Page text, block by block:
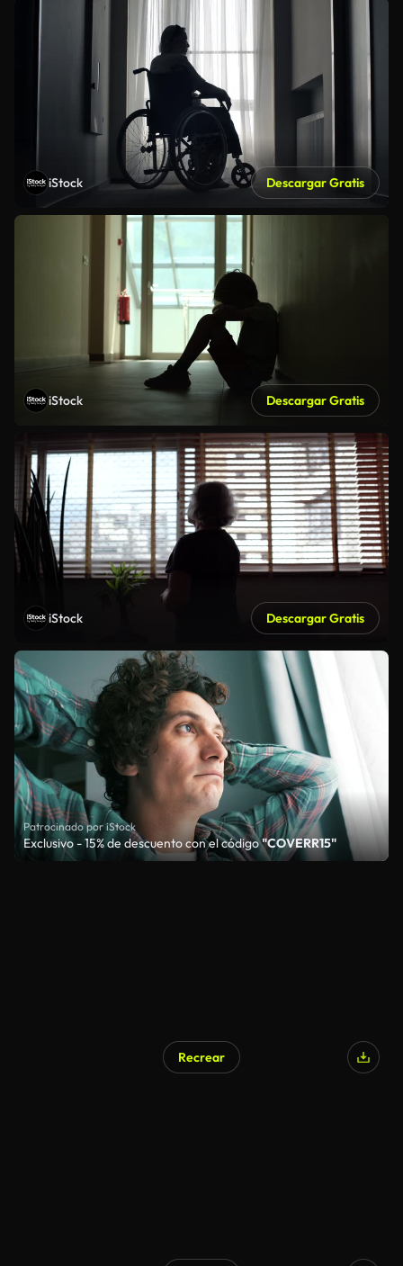
iStock Descargar Gratis
iStock Descargar Gratis
iStock Descargar Gratis
Patrocinado por iStock
Exclusivo - 15% de descuento con el código"COVERR15"
Recrear